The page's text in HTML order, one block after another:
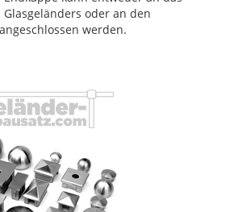
oder an den
werden.